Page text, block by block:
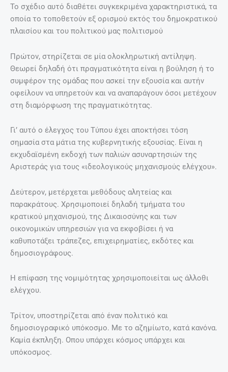
Το σχέδιο αυτό διαθέτει συγκεκριμένα χαρακτηριστικά, τα
οποία το τοποθετούν εξ ορισμού εκτός του δημοκρατικού
πλαισίου και του πολιτικού μας πολιτισμού
Πρώτον, στηρίζεται σε μία ολοκληρωτική αντίληψη.
Θεωρεί δηλαδή ότι πραγματικότητα είναι η βούληση ή το
συμφέρον της ομάδας που ασκεί την εξουσία και αυτήν
οφείλουν να υπηρετούν και να αναπαράγουν όσοι μετέχουν
στη διαμόρφωση της πραγματικότητας.
Γι’ αυτό ο έλεγχος του Τύπου έχει αποκτήσει τόση
σημασία στα μάτια της κυβερνητικής εξουσίας. Είναι η
εκχυδαϊσμένη εκδοχή των παλιών ασυναρτησιών της
Αριστεράς για τους «ιδεολογικούς μηχανισμούς ελέγχου».
Δεύτερον, μετέρχεται μεθόδους αλητείας και
παρακράτους. Χρησιμοποιεί δηλαδή τμήματα του
κρατικού μηχανισμού, της Δικαιοσύνης και των
οικονομικών υπηρεσιών για να εκφοβίσει ή να
καθυποτάξει τράπεζες, επιχειρηματίες, εκδότες και
δημοσιογράφους.
Η επίφαση της νομιμότητας χρησιμοποιείται ως άλλοθι
ελέγχου.
Τρίτον, υποστηρίζεται από έναν πολιτικό και
δημοσιογραφικό υπόκοσμο. Με το αζημίωτο, κατά κανόνα.
Καμία έκπληξη. Οπου υπάρχει κόσμος υπάρχει και
υπόκοσμος.